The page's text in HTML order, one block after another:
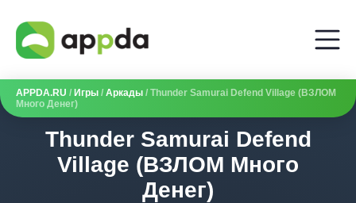
APPDA.RU / Игры / Аркады / Thunder Samurai Defend Village (ВЗЛОМ
Много Денег)
Thunder Samurai Defend
Village (ВЗЛОМ Много
Денег)